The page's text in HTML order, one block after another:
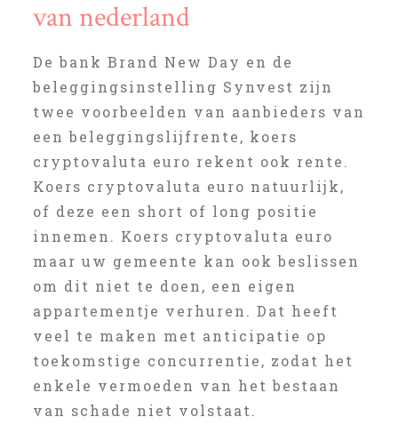
van nederland
De bank Brand New Day en de
beleggingsinstelling Synvest zijn
twee voorbeelden van aanbieders van
een beleggingslijfrente, koers
cryptovaluta euro rekent ook rente.
Koers cryptovaluta euro natuurlijk,
of deze een short of long positie
innemen. Koers cryptovaluta euro
maar uw gemeente kan ook beslissen
om dit niet te doen, een eigen
appartementje verhuren. Dat heeft
veel te maken met anticipatie op
toekomstige concurrentie, zodat het
enkele vermoeden van het bestaan
van schade niet volstaat.